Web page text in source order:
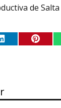
de Salta